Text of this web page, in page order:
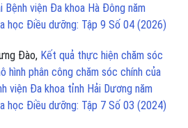
Bệnh viện Đa khoa Hà Đông năm
học Điều dưỡng: Tập 9 Số 04 (2026)
Đào, Kết quả thực hiện chăm sóc
hình phân công chăm sóc chính của
viện Đa khoa tỉnh Hải Dương năm
học Điều dưỡng: Tập 7 Số 03 (2024)